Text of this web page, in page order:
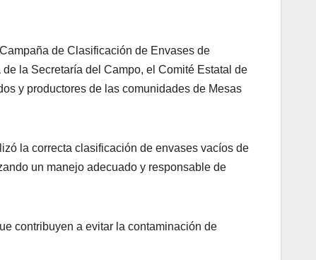
de Clasificación de Envases de
la Secretaría del Campo, el Comité Estatal de
y productores de las comunidades de Mesas
la correcta clasificación de envases vacíos de
un manejo adecuado y responsable de
contribuyen a evitar la contaminación de